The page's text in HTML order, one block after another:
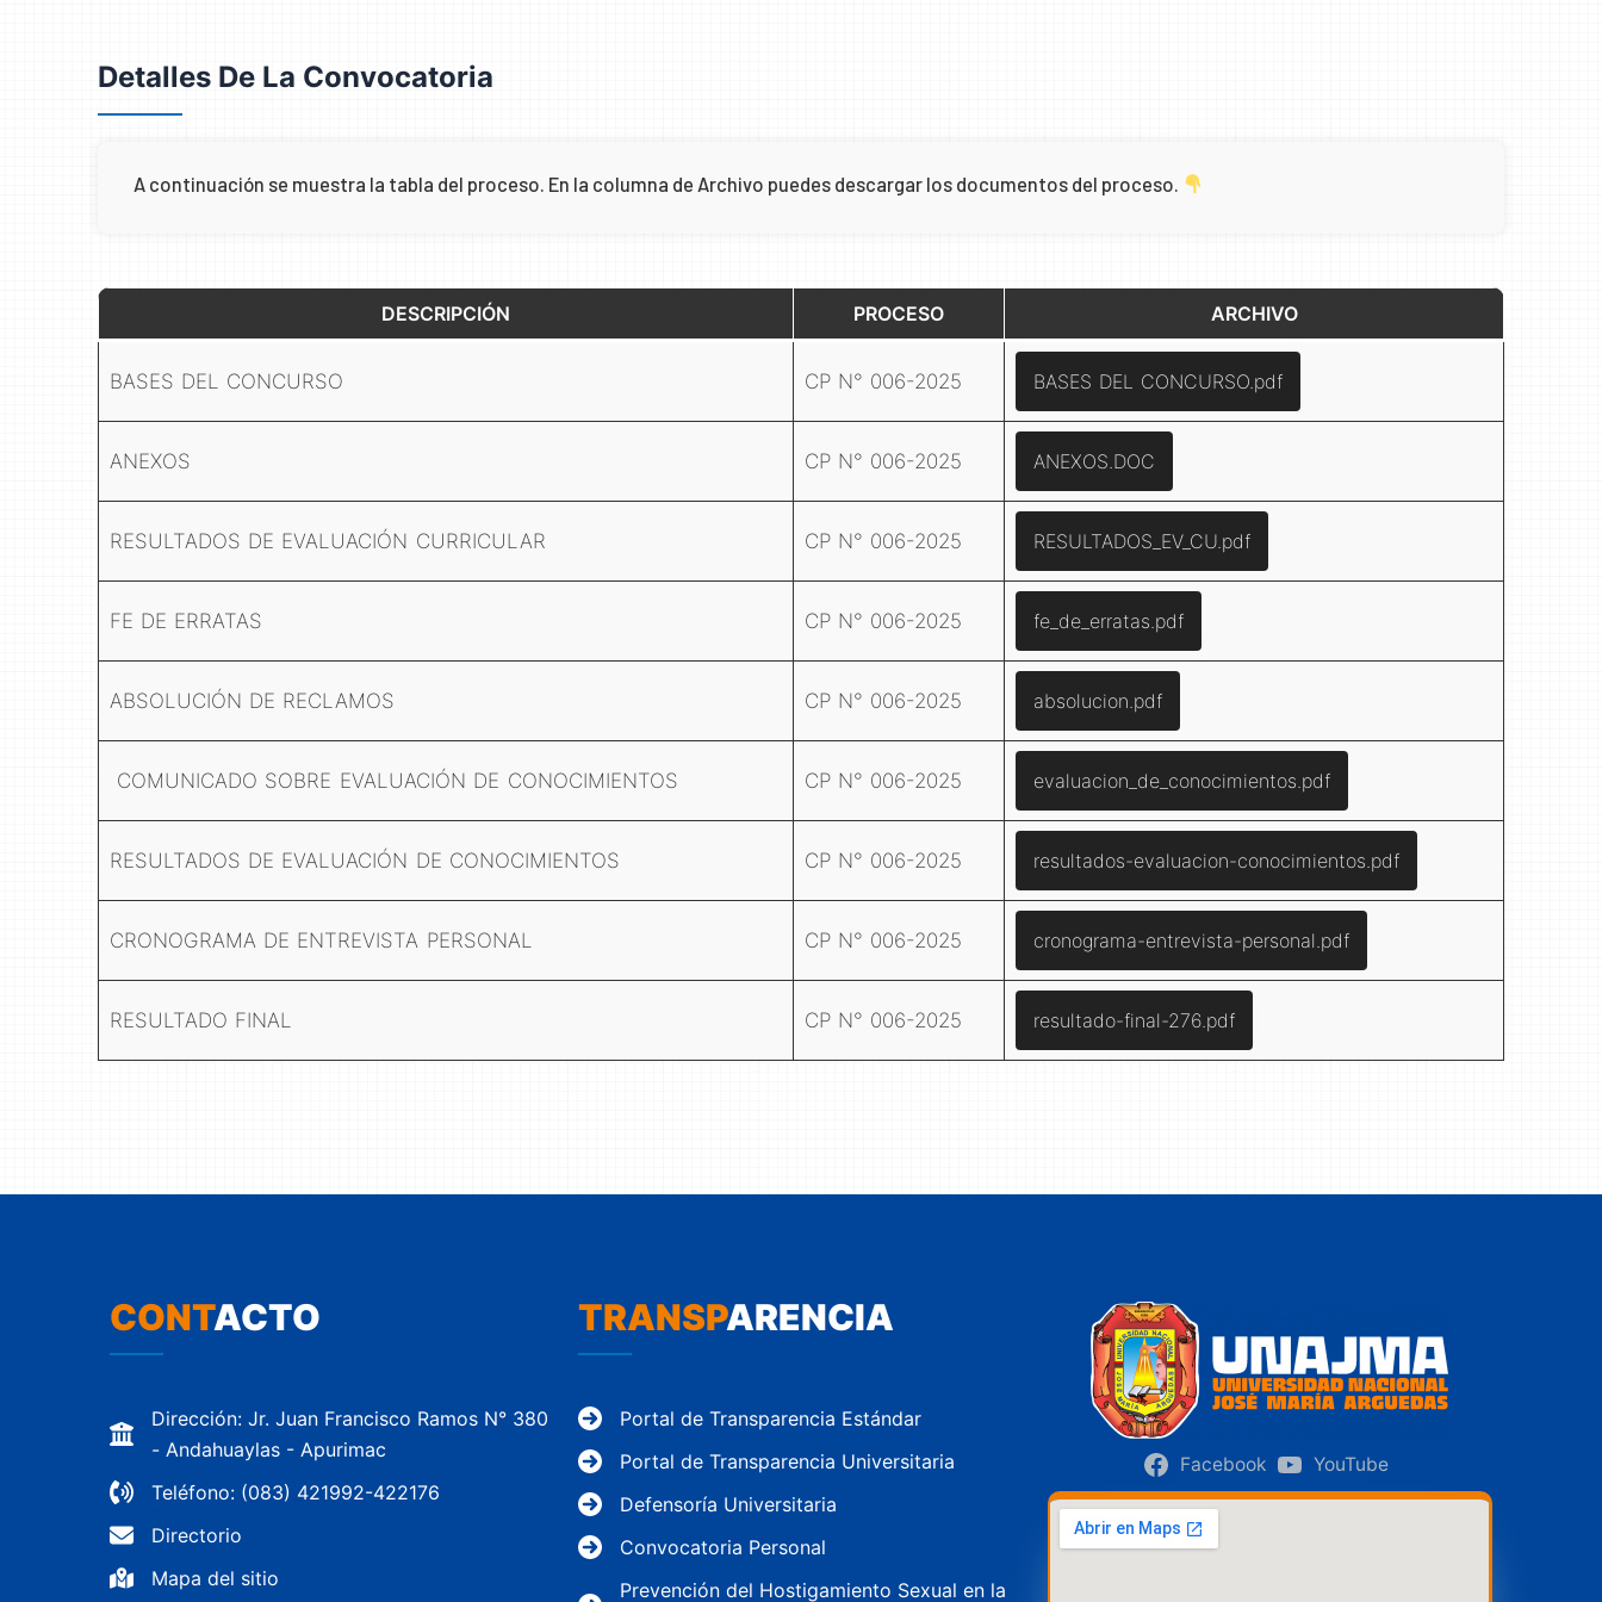
Detalles De La Convocatoria
A continuación se muestra la tabla del proceso. En la columna de Archivo puedes descargar los documentos del proceso.
DESCRIPCIÓN PROCESO ARCHIVO
BASES DEL CONCURSO CP N° 006-2025 BASES DEL CONCURSO.pdf
ANEXOS CP N° 006-2025 ANEXOS.DOC
RESULTADOS DE EVALUACIÓN CURRICULAR CP N° 006-2025 RESULTADOS_EV_CU.pdf
FE DE ERRATAS CP N° 006-2025 fe_de_erratas.pdf
ABSOLUCIÓN DE RECLAMOS CP N° 006-2025 absolucion.pdf
COMUNICADO SOBRE EVALUACIÓN DE CONOCIMIENTOS CP N° 006-2025 evaluacion_de_conocimientos.pdf
RESULTADOS DE EVALUACIÓN DE CONOCIMIENTOS CP N° 006-2025 resultados-evaluacion-conocimientos.pdf
CRONOGRAMA DE ENTREVISTA PERSONAL CP N° 006-2025 cronograma-entrevista-personal.pdf
RESULTADO FINAL CP N° 006-2025 resultado-final-276.pdf
CONTACTO
Dirección: Jr. Juan Francisco Ramos N° 380
- Andahuaylas - Apurimac
Teléfono: (083) 421992-422176
Directorio
Mapa del sitio
TRANSPARENCIA
Portal de Transparencia Estándar
Portal de Transparencia Universitaria
Defensoría Universitaria
Convocatoria Personal
Prevención del Hostigamiento Sexual en la
Facebook YouTube